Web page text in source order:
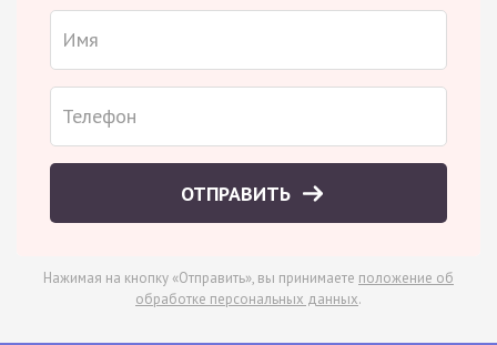
ОТПРАВИТЬ
Нажимая на кнопку «Отправить», вы принимаете положение об
обработке персональных данных.